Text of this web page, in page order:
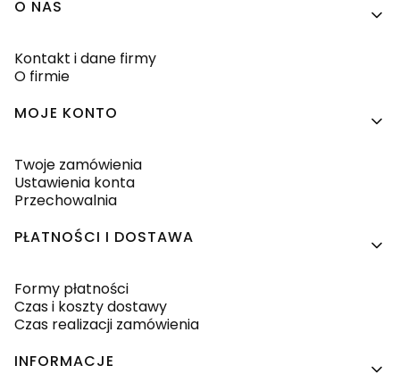
Linki w stopce
O NAS
Kontakt i dane firmy
O firmie
MOJE KONTO
Twoje zamówienia
Ustawienia konta
Przechowalnia
PŁATNOŚCI I DOSTAWA
Formy płatności
Czas i koszty dostawy
Czas realizacji zamówienia
INFORMACJE